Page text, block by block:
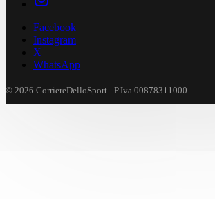
Facebook
Instagram
X
WhatsApp
© 2026 CorriereDelloSport - P.Iva 00878311000